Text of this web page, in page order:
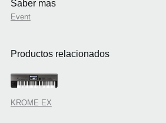
Saber mas
Event
Productos relacionados
KROME EX